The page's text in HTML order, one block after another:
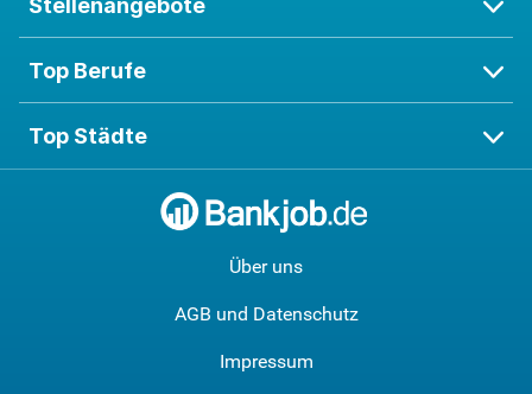
Stellenangebote
Top Berufe
Top Städte
Über uns
AGB und Datenschutz
Impressum